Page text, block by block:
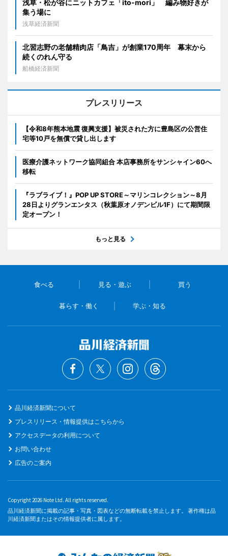
浅草・松が谷にニットカフェ「ito-mori」 編み物好きが
集う場に
浅草経済新聞
北習志野の老舗精肉店「鳥吉」が創業170周年 幕末から
続くのれん守る
船橋経済新聞
プレスリリース
【令和8年熊本地震 復興支援】被災された方に豊島区の公営住
宅等10戸を無償で貸し出します
医療介護ネットワーク協同組合 本店事務所をサンシャイン60へ
移転
『ラブライブ！』POP UP STORE～マリンコレクション～8月
28日よりグランエンタス（秋葉原オノデンビル1F）にて期間限
定オープン！
もっと見る
食べる 見る・遊ぶ 買う
暮らす・働く 学ぶ・知る
品川経済新聞について
プレスリリース・情報提供はこちらから
アクセスデータの利用について
お問い合わせ
広告のご案内
Copyright 2026 Note Ltd. All rights reserved.
品川経済新聞に掲載の記事・写真・図表などの無断転載を禁止します。 著作権は品
川経済新聞またはその情報提供者に属します。